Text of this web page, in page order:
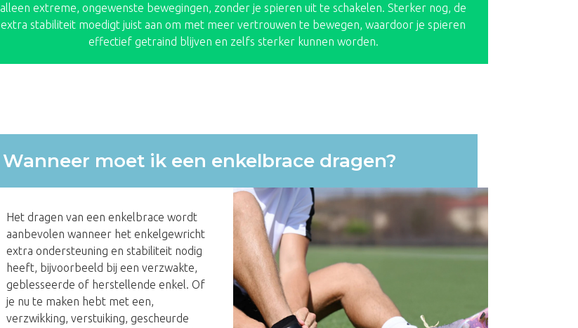
alleen extreme, ongewenste bewegingen, zonder je spieren uit te schakelen. Sterker nog, de
extra stabiliteit moedigt juist aan om met meer vertrouwen te bewegen, waardoor je spieren
effectief getraind blijven en zelfs sterker kunnen worden.
Wanneer moet ik een enkelbrace dragen?
Het dragen van een enkelbrace wordt
aanbevolen wanneer het enkelgewricht
extra ondersteuning en stabiliteit nodig
heeft, bijvoorbeeld bij een verzwakte,
geblesseerde of herstellende enkel. Of
je nu te maken hebt met een,
verzwikking, verstuiking, gescheurde